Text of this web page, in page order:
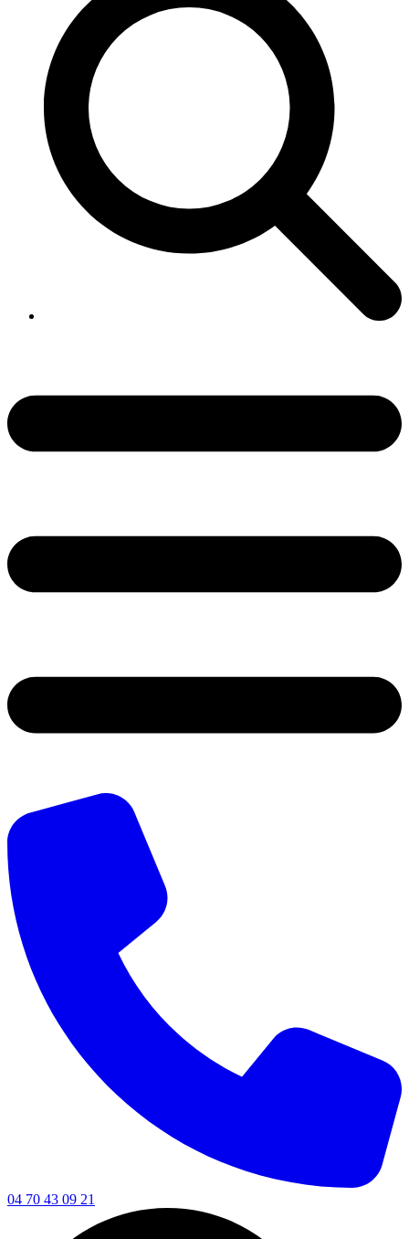
04 70 43 09 21